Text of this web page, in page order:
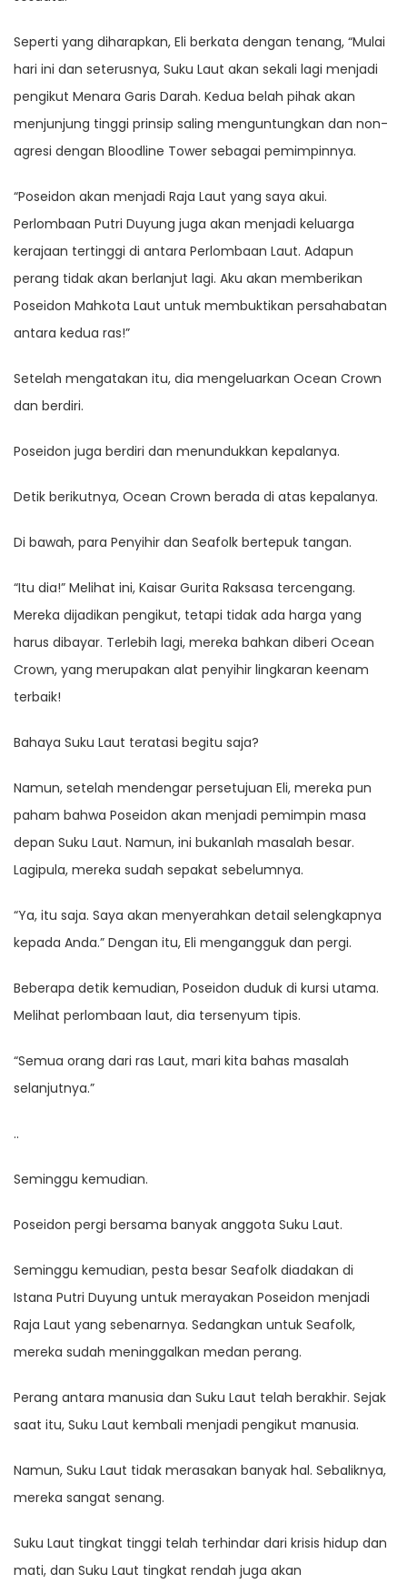
Seperti yang diharapkan, Eli berkata dengan tenang, “Mulai
hari ini dan seterusnya, Suku Laut akan sekali lagi menjadi
pengikut Menara Garis Darah. Kedua belah pihak akan
menjunjung tinggi prinsip saling menguntungkan dan non-
agresi dengan Bloodline Tower sebagai pemimpinnya.
“Poseidon akan menjadi Raja Laut yang saya akui.
Perlombaan Putri Duyung juga akan menjadi keluarga
kerajaan tertinggi di antara Perlombaan Laut. Adapun
perang tidak akan berlanjut lagi. Aku akan memberikan
Poseidon Mahkota Laut untuk membuktikan persahabatan
antara kedua ras!”
Setelah mengatakan itu, dia mengeluarkan Ocean Crown
dan berdiri.
Poseidon juga berdiri dan menundukkan kepalanya.
Detik berikutnya, Ocean Crown berada di atas kepalanya.
Di bawah, para Penyihir dan Seafolk bertepuk tangan.
“Itu dia!” Melihat ini, Kaisar Gurita Raksasa tercengang.
Mereka dijadikan pengikut, tetapi tidak ada harga yang
harus dibayar. Terlebih lagi, mereka bahkan diberi Ocean
Crown, yang merupakan alat penyihir lingkaran keenam
terbaik!
Bahaya Suku Laut teratasi begitu saja?
Namun, setelah mendengar persetujuan Eli, mereka pun
paham bahwa Poseidon akan menjadi pemimpin masa
depan Suku Laut. Namun, ini bukanlah masalah besar.
Lagipula, mereka sudah sepakat sebelumnya.
“Ya, itu saja. Saya akan menyerahkan detail selengkapnya
kepada Anda.” Dengan itu, Eli mengangguk dan pergi.
Beberapa detik kemudian, Poseidon duduk di kursi utama.
Melihat perlombaan laut, dia tersenyum tipis.
“Semua orang dari ras Laut, mari kita bahas masalah
selanjutnya.”
..
Seminggu kemudian.
Poseidon pergi bersama banyak anggota Suku Laut.
Seminggu kemudian, pesta besar Seafolk diadakan di
Istana Putri Duyung untuk merayakan Poseidon menjadi
Raja Laut yang sebenarnya. Sedangkan untuk Seafolk,
mereka sudah meninggalkan medan perang.
Perang antara manusia dan Suku Laut telah berakhir. Sejak
saat itu, Suku Laut kembali menjadi pengikut manusia.
Namun, Suku Laut tidak merasakan banyak hal. Sebaliknya,
mereka sangat senang.
Suku Laut tingkat tinggi telah terhindar dari krisis hidup dan
mati, dan Suku Laut tingkat rendah juga akan